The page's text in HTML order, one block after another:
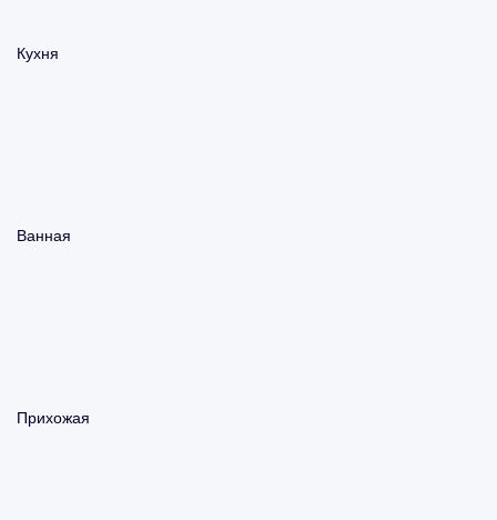
Кухня
Ванная
Прихожая